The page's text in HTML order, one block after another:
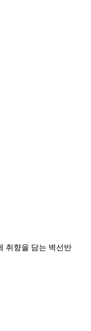
취향을 담는 벽선반